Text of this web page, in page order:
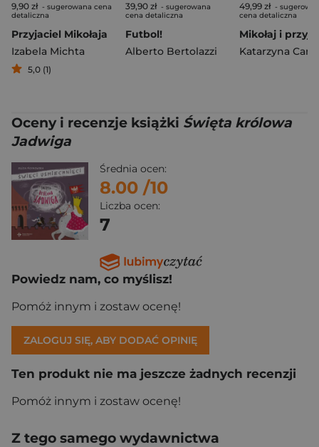
9,90 zł - sugerowana cena
detaliczna
Przyjaciel Mikołaja
Izabela Michta
5,0 (1)
39,90 zł - sugerowana
cena detaliczna
Futbol!
Alberto Bertolazzi
49,99 zł -
cena detaliczna
Mikołaj i
Oceny i recenzje książki Święta królowa
Jadwiga
Średnia ocen:
8.00 /10
Liczba ocen:
7
Powiedz nam, co myślisz!
Pomóż innym i zostaw ocenę!
ZALOGUJ SIĘ, ABY DODAĆ OPINIĘ
Ten produkt nie ma jeszcze żadnych recenzji
Pomóż innym i zostaw ocenę!
Z tego samego wydawnictwa